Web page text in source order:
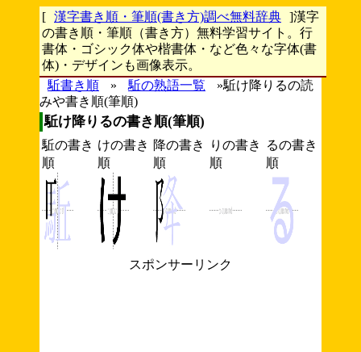
[ 漢字書き順・筆順(書き方)調べ無料辞典 ]漢字
の書き順・筆順（書き方）無料学習サイト。行
書体・ゴシック体や楷書体・など色々な字体(書
体)・デザインも画像表示。
駈書き順
» 駈の熟語一覧
»駈け降りるの読
みや書き順(筆順)
駈け降りるの書き順(筆順)
駈の書き
順
けの書き
順
降の書き
順
りの書き
順
るの書き
順
スポンサーリンク